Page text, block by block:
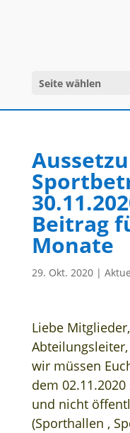
Seite wählen
Beitrag
Monate
29. Okt. 2020|
Liebe
Abteilungsleiter,
wir müssen
dem
und nicht
(Sporthallen ,